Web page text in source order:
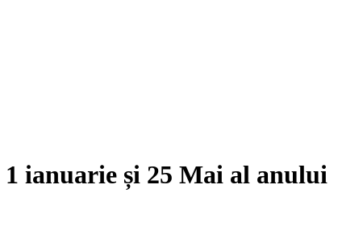
1 ianuarie și 25 Mai al anului